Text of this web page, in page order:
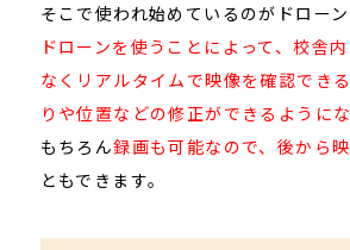
そこで使われ始めているのがドローン
ドローンを使うことによって、校舎
なくリアルタイムで映像を確認でき
りや位置などの修正ができるようにな
もちろん録画も可能なので、後から
ともできます。